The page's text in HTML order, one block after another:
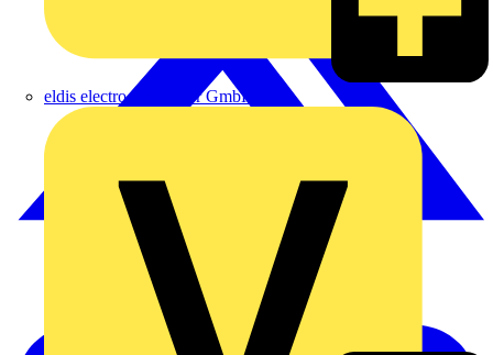
eldis electro distributor GmbH